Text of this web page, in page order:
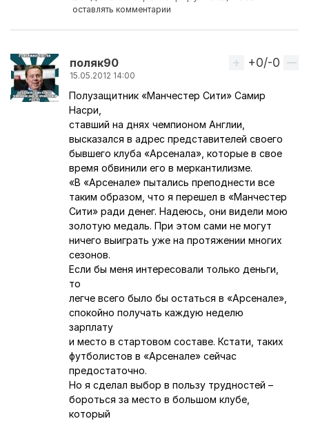
оставлять комментарии
поляк90
15.05.2012 14:00
Вверх
+0/-0
Полузащитник «Манчестер Сити» Самир
Насри,
ставший на днях чемпионом Англии,
высказался в адрес представителей своего
бывшего клуба «Арсенала», которые в свое
время обвинили его в меркантилизме.
«В «Арсенале» пытались преподнести все
таким образом, что я перешел в «Манчестер
Сити» ради денег. Надеюсь, они видели мою
золотую медаль. При этом сами не могут
ничего выиграть уже на протяжении многих
сезонов.
Если бы меня интересовали только деньги,
то
легче всего было бы остаться в «Арсенале»,
спокойно получать каждую неделю
зарплату
и место в стартовом составе. Кстати, таких
футболистов в «Арсенале» сейчас
предостаточно.
Но я сделал выбор в пользу трудностей –
бороться за место в большом клубе,
который